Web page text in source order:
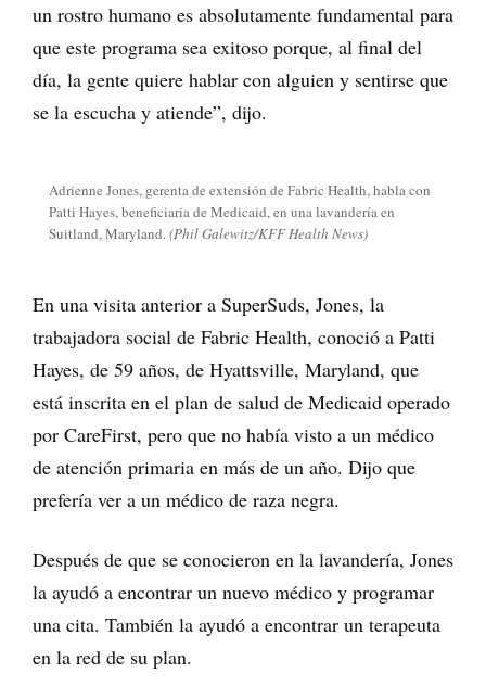
un rostro humano es absolutamente fundamental para
que este programa sea exitoso porque, al final del
día, la gente quiere hablar con alguien y sentirse que
se la escucha y atiende”, dijo.
Adrienne Jones, gerenta de extensión de Fabric Health, habla con
Patti Hayes, beneficiaria de Medicaid, en una lavandería en
Suitland, Maryland.(Phil Galewitz/KFF Health News)
En una visita anterior a SuperSuds, Jones, la
trabajadora social de Fabric Health, conoció a Patti
Hayes, de 59 años, de Hyattsville, Maryland, que
está inscrita en el plan de salud de Medicaid operado
por CareFirst, pero que no había visto a un médico
de atención primaria en más de un año. Dijo que
prefería ver a un médico de raza negra.
Después de que se conocieron en la lavandería, Jones
la ayudó a encontrar un nuevo médico y programar
una cita. También la ayudó a encontrar un terapeuta
en la red de su plan.